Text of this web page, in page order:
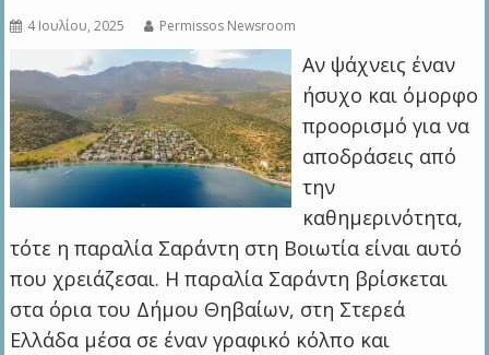
4 Ιουλίου, 2025 Permissos Newsroom
Αν ψάχνεις έναν
ήσυχο και όμορφο
προορισμό για να
αποδράσεις από
την
καθημερινότητα,
τότε η παραλία Σαράντη στη Βοιωτία είναι αυτό
που χρειάζεσαι. Η παραλία Σαράντη βρίσκεται
στα όρια του Δήμου Θηβαίων, στη Στερεά
Ελλάδα μέσα σε έναν γραφικό κόλπο και